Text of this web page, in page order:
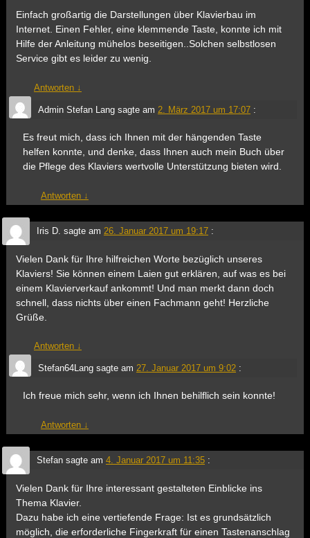
Einfach großartig die Darstellungen über Klavierbau im
Internet. Einen Fehler, eine klemmende Taste, konnte ich mit
Hilfe der Anleitung mühelos beseitigen..Solchen selbstlosen
Service gibt es leider zu wenig.
Antworten ↓
Admin Stefan Langsagte am 2. März 2017 um 17:07 :
Es freut mich, dass ich Ihnen mit der hängenden Taste
helfen konnte, und denke, dass Ihnen auch mein Buch über
die Pflege des Klaviers wertvolle Unterstützung bieten wird.
Antworten ↓
Iris D. sagte am 26. Januar 2017 um 19:17 :
Vielen Dank für Ihre hilfreichen Worte bezüglich unseres
Klaviers! Sie können einem Laien gut erklären, auf was es bei
einem Klavierverkauf ankommt! Und man merkt dann doch
schnell, dass nichts über einen Fachmann geht! Herzliche
Grüße.
Antworten ↓
Stefan64Langsagte am 27. Januar 2017 um 9:02 :
Ich freue mich sehr, wenn ich Ihnen behilflich sein konnte!
Antworten ↓
Stefansagte am 4. Januar 2017 um 11:35 :
Vielen Dank für Ihre interessant gestalteten Einblicke ins
Thema Klavier.
Dazu habe ich eine vertiefende Frage: Ist es grundsätzlich
möglich, die erforderliche Fingerkraft für einen Tastenanschlag